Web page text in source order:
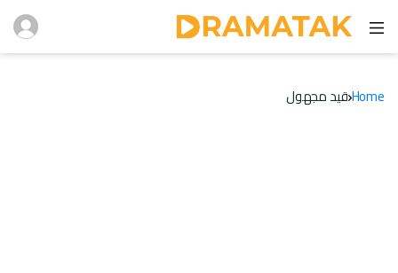
Homeقيد مجهول